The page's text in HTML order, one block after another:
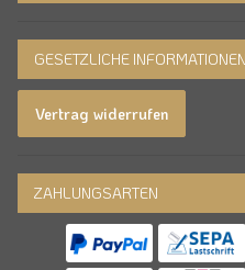
GESETZLICHE INFORMATIONEN
Vertrag widerrufen
ZAHLUNGSARTEN